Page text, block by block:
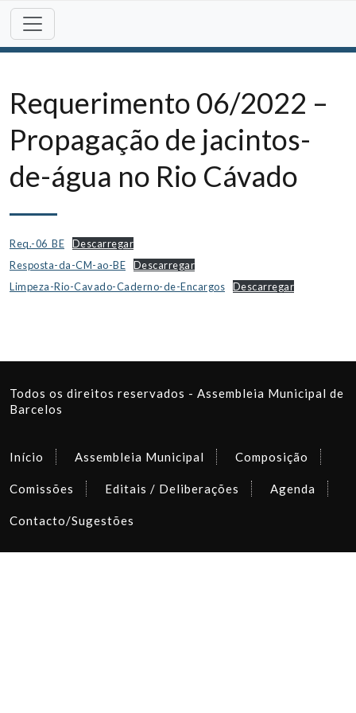
Skip
content
Requerimento 06/2022 –
Propagação de jacintos-
de-água no Rio Cávado
Req.-06_BE
Descarregar
Resposta-da-CM-ao-BE
Descarregar
Limpeza-Rio-Cavado-Caderno-de-Encargos
Descarregar
Todos os direitos reservados - Assembleia Municipal de
Barcelos
Início Assembleia Municipal Composição
Comissões Editais / Deliberações Agenda
Contacto/Sugestões